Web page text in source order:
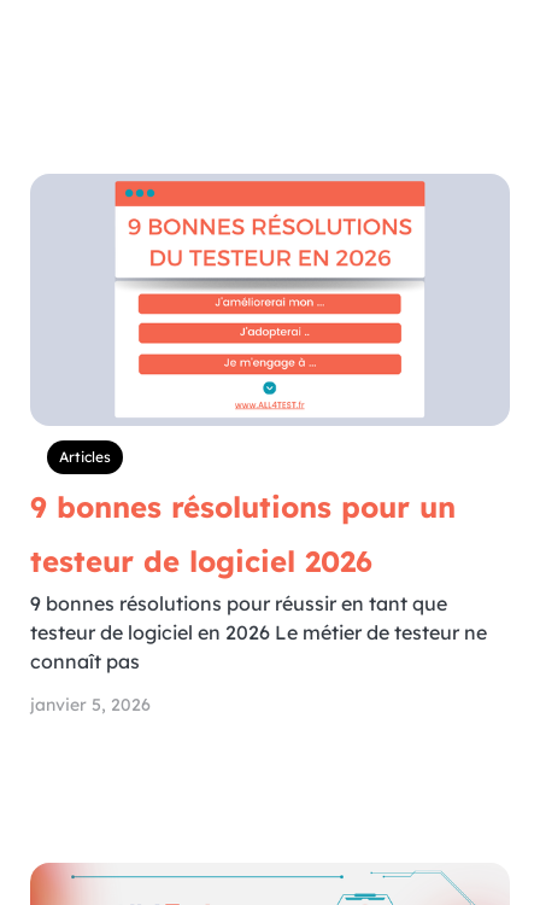
Articles
9 bonnes résolutions pour un
testeur de logiciel 2026
9 bonnes résolutions pour réussir en tant que
testeur de logiciel en 2026 Le métier de testeur ne
connaît pas
janvier 5, 2026